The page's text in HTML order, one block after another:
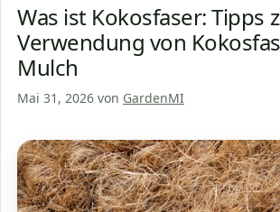
Was ist Kokosfaser: Tipps
Verwendung von
Mulch
Mai 31, 2026 von GardenMI